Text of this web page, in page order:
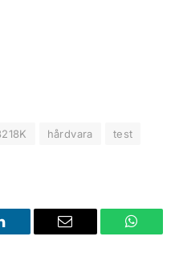
hårdvara
test
Email